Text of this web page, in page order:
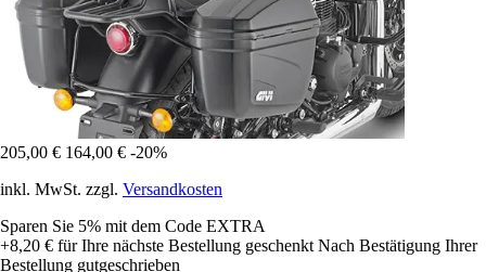
205,00 € 164,00 € -20%
inkl. MwSt. zzgl. Versandkosten
Sparen Sie 5% mit dem Code EXTRA
+8,20 € für Ihre nächste Bestellung geschenkt Nach Bestätigung Ihrer
Bestellung gutgeschrieben